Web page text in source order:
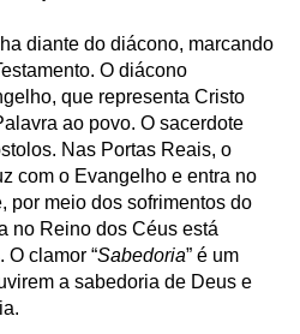
diante do diácono, marcando
O diácono
que representa Cristo
ao povo. O sacerdote
Nas Portas Reais, o
com o Evangelho e entra no
por meio dos sofrimentos do
no Reino dos Céus está
O clamor “Sabedoria” é um
a sabedoria de Deus e